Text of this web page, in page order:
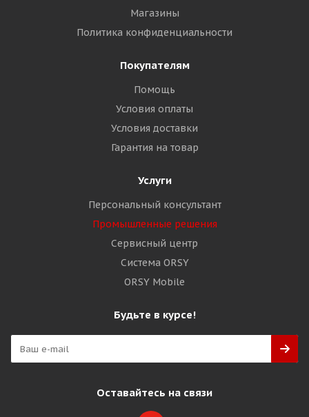
Магазины
Политика конфиденциальности
Покупателям
Помощь
Условия оплаты
Условия доставки
Гарантия на товар
Услуги
Персональный консультант
Промышленные решения
Сервисный центр
Система ORSY
ORSY Mobile
Будьте в курсе!
Оставайтесь на связи